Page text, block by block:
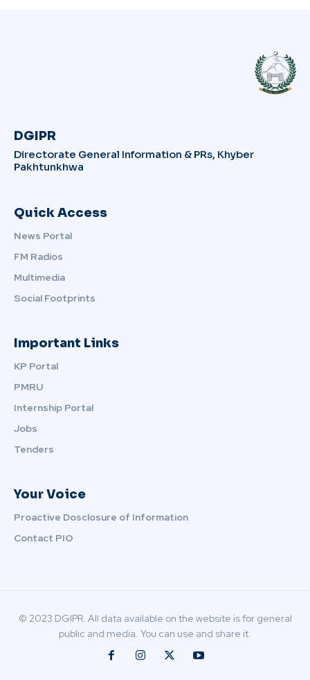
DGIPR
Directorate General Information & PRs, Khyber
Pakhtunkhwa
Quick Access
News Portal
FM Radios
Multimedia
Social Footprints
Important Links
KP Portal
PMRU
Internship Portal
Jobs
Tenders
Your Voice
Proactive Dosclosure of Information
Contact PIO
© 2023 DGIPR. All data available on the website is for general
public and media. You can use and share it.